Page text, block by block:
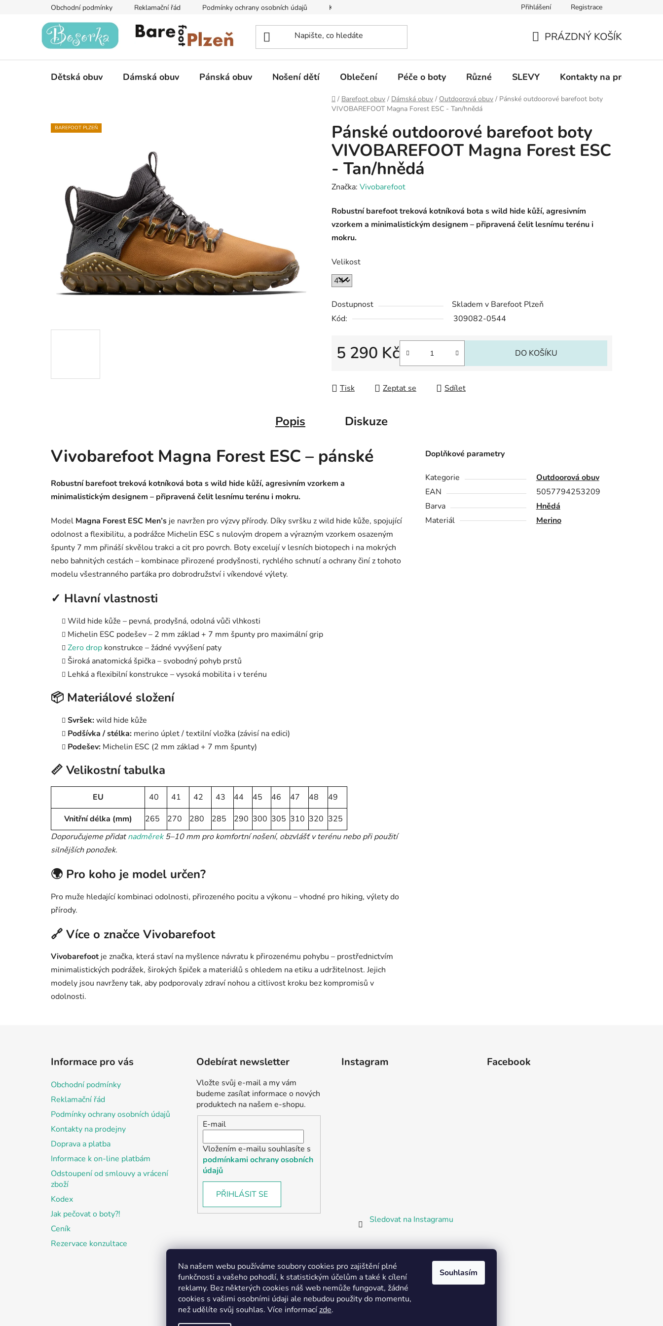
Na našem webu používáme soubory cookies pro zajištění plné
funkčnosti a vašeho pohodlí, k statistickým účelům a také k cílení
reklamy. Bez některých cookies náš web nemůže fungovat, žádné
cookies s vašimi osobními údaji ale nebudou použity do momentu,
než udělíte svůj souhlas. Více informacízde.
Souhlasím
Obchodní podmínky Reklamační řád Podmínky ochrany osobních údajů Kontakty na prodejny Informace k on-line platbám Odstoupení od
Přihlášení Registrace
KOŠÍK
PRÁZDNÝ KOŠÍK
Dětská obuv Dámská obuv Pánská obuv Nošení dětí Oblečení Péče o boty Různé SLEVY Kontakty na prodejny
Domů
/ Barefoot obuv / Dámská obuv / Outdoorová obuv / Pánské outdoorové barefoot boty
VIVOBAREFOOT Magna Forest ESC - Tan/hnědá
Pánské outdoorové barefoot boty
VIVOBAREFOOT Magna Forest ESC
- Tan/hnědá
Značka: Vivobarefoot
Robustní barefoot treková kotníková bota s wild hide kůží, agresivním
vzorkem a minimalistickým designem – připravená čelit lesnímu terénu i
mokru.
Velikost
Dostupnost
Skladem v Barefoot Plzeň
Kód:
309082-0544
5 290 Kč DO KOŠÍKU
Tisk Zeptat se Sdílet
BAREFOOT PLZEŇ
Popis Diskuze
Vivobarefoot Magna Forest ESC – pánské
Robustní barefoot treková kotníková bota s wild hide kůží, agresivním vzorkem a
minimalistickým designem – připravená čelit lesnímu terénu i mokru.
Model Magna Forest ESC Men’s je navržen pro výzvy přírody. Díky svršku z wild hide kůže, spojující
odolnost a flexibilitu, a podrážce Michelin ESC s nulovým dropem a výrazným vzorkem osazeným
špunty 7 mm přináší skvělou trakci a cit pro povrch. Boty excelují v lesních biotopech i na mokrých
nebo bahnitých cestách – kombinace přirozené prodyšnosti, rychlého schnutí a ochrany činí z tohoto
modelu všestranného parťáka pro dobrodružství i víkendové výlety.
✓ Hlavní vlastnosti
Wild hide kůže – pevná, prodyšná, odolná vůči vlhkosti
Michelin ESC podešev – 2 mm základ + 7 mm špunty pro maximální grip
Zero drop konstrukce – žádné vyvýšení paty
Široká anatomická špička – svobodný pohyb prstů
Lehká a flexibilní konstrukce – vysoká mobilita i v terénu
📦 Materiálové složení
Svršek:wild hide kůže
Podšívka / stélka: merino úplet / textilní vložka (závisí na edici)
Podešev: Michelin ESC (2 mm základ + 7 mm špunty)
📏 Velikostní tabulka
EU 40 41 42 43 44 45 46 47 48
49
Vnitřní délka (mm)
265 270 280 285 290 300 305 310 320 325
Doporučujeme přidatnadměrek5–10 mm pro komfortní nošení, obzvlášť v terénu nebo při použití
silnějších ponožek.
🌍 Pro koho je model určen?
Pro muže hledající kombinaci odolnosti, přirozeného pocitu a výkonu – vhodné pro hiking, výlety do
přírody.
🔗 Více o značce Vivobarefoot
Vivobarefootje značka, která staví na myšlence návratu k přirozenému pohybu – prostřednictvím
minimalistických podrážek, širokých špiček a materiálů s ohledem na etiku a udržitelnost. Jejich
modely jsou navrženy tak, aby podporovaly zdraví nohou a citlivost kroku bez kompromisů v
odolnosti.
Doplňkové parametry
Kategorie
Outdoorová obuv
EAN
5057794253209
Barva
Hnědá
Materiál
Merino
Informace pro vás
Obchodní podmínky
Reklamační řád
Podmínky ochrany osobních údajů
Kontakty na prodejny
Doprava a platba
Informace k on-line platbám
Odstoupení od smlouvy a vrácení
zboží
Kodex
Jak pečovat o boty?!
Ceník
Rezervace konzultace
Odebírat newsletter
Vložte svůj e-mail a my vám
budeme zasílat informace o nových
produktech na našem e-shopu.
E-mail
Vložením e-mailu souhlasíte s
podmínkami ochrany osobních
údajů
PŘIHLÁSIT SE
Instagram
Sledovat na Instagramu
Facebook
Partnerská prodejna Barefoot Plzeň